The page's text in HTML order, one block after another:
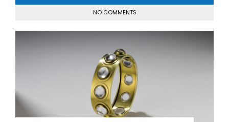
NO COMMENTS